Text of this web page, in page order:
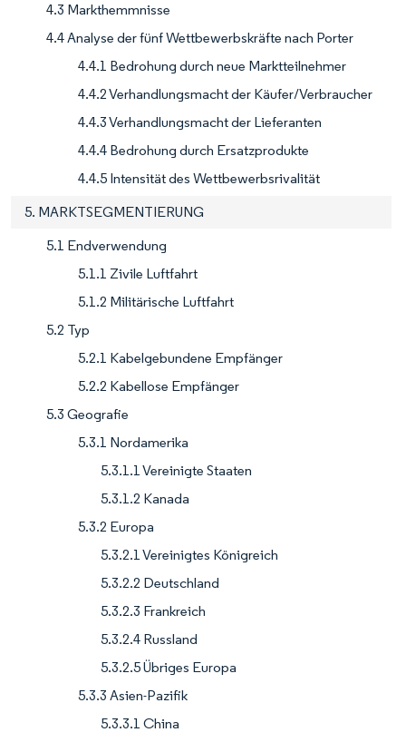
4.3 Markthemmnisse
4.4 Analyse der fünf Wettbewerbskräfte nach Porter
4.4.1 Bedrohung durch neue Marktteilnehmer
4.4.2 Verhandlungsmacht der Käufer/Verbraucher
4.4.3 Verhandlungsmacht der Lieferanten
4.4.4 Bedrohung durch Ersatzprodukte
4.4.5 Intensität des Wettbewerbsrivalität
5. MARKTSEGMENTIERUNG
5.1 Endverwendung
5.1.1 Zivile Luftfahrt
5.1.2 Militärische Luftfahrt
5.2 Typ
5.2.1 Kabelgebundene Empfänger
5.2.2 Kabellose Empfänger
5.3 Geografie
5.3.1 Nordamerika
5.3.1.1 Vereinigte Staaten
5.3.1.2 Kanada
5.3.2 Europa
5.3.2.1 Vereinigtes Königreich
5.3.2.2 Deutschland
5.3.2.3 Frankreich
5.3.2.4 Russland
5.3.2.5 Übriges Europa
5.3.3 Asien-Pazifik
5.3.3.1 China